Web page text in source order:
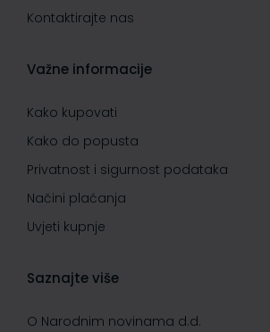
Kontaktirajte nas
Važne informacije
Kako kupovati
Kako do popusta
Privatnost i sigurnost podataka
Načini plaćanja
Uvjeti kupnje
Saznajte više
O Narodnim novinama d.d.